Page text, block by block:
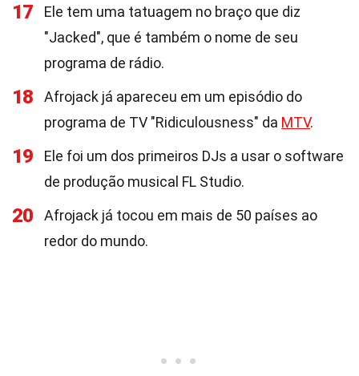
17
Ele tem uma tatuagem no braço que diz
"Jacked", que é também o nome de seu
programa de rádio.
18
Afrojack já apareceu em um episódio do
programa de TV "Ridiculousness" da MTV.
19
Ele foi um dos primeiros DJs a usar o software
de produção musical FL Studio.
20
Afrojack já tocou em mais de 50 países ao
redor do mundo.